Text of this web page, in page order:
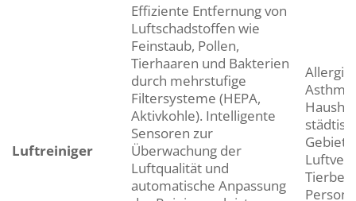
Luftreiniger
Effiziente Entfernung von
Luftschadstoffen wie
Feinstaub, Pollen,
Tierhaaren und Bakterien
durch mehrstufige
Filtersysteme (HEPA,
Aktivkohle). Intelligente
Sensoren zur
Überwachung der
Luftqualität und
automatische Anpassung